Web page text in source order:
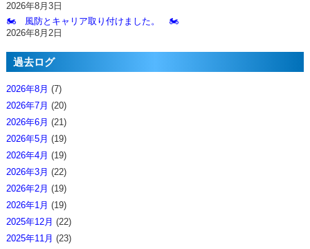
2026年8月3日
🏍️ 風防とキャリア取り付けました。 🏍️
2026年8月2日
過去ログ
2026年8月 (7)
2026年7月 (20)
2026年6月 (21)
2026年5月 (19)
2026年4月 (19)
2026年3月 (22)
2026年2月 (19)
2026年1月 (19)
2025年12月 (22)
2025年11月 (23)